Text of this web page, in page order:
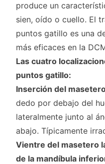
produce un
sien, oído o cuello. El
puntos gatillo es una
más eficaces en la
Las cuatro
puntos gatillo:
Inserción del
dedo por debajo del
lateralmente junto al
abajo. Típicamente
Vientre del masetero
de la mandíbula